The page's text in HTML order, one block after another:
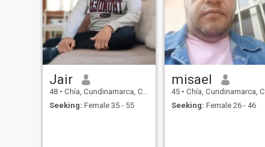
Jair
48 • Chía, Cundinamarca, Colombia
Seeking: Female 35 - 55
misael
45 • Chía, Cundinamarca, Colombia
Seeking: Female 26 - 46